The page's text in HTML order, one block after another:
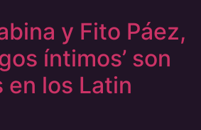
y Fito Páez,
íntimos’ son
en los Latin